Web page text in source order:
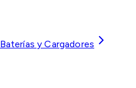
Baterías y Cargadores